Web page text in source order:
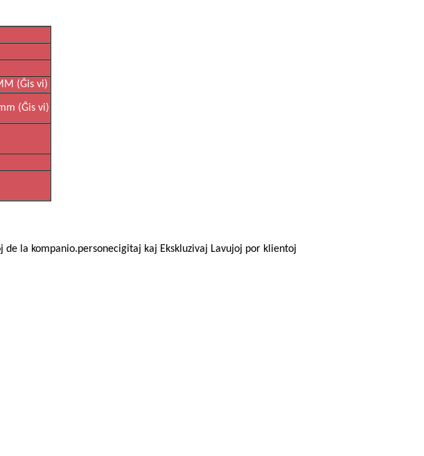
(Ĝis vi)
(Ĝis vi)
la kompanio.personecigitaj kaj Ekskluzivaj Lavujoj por klientoj